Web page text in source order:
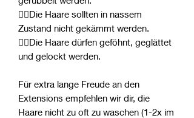
👎🏻Die Haare sollten in nassem
Zustand nicht gekämmt werden.
👍🏻Die Haare dürfen geföhnt, geglättet
und gelockt werden.
Für extra lange Freude an den
Extensions empfehlen wir dir, die
Haare nicht zu oft zu waschen (1-2x im